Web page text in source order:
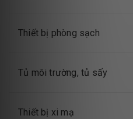
Thiết bị phòng sạch
Tủ môi trường, tủ sấy
Thiết bị xi mạ